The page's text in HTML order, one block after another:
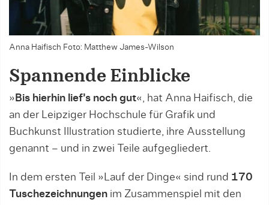
Anna Haifisch Foto: Matthew James-Wilson
Spannende Einblicke
» Bis hierhin lief’s noch gut«, hat Anna Haifisch, die
an der Leipziger Hochschule für Grafik und
Buchkunst Illustration studierte, ihre Ausstellung
genannt – und in zwei Teile aufgegliedert.
In dem ersten Teil »Lauf der Dinge« sind rund 170
Tuschezeichnungen im Zusammenspiel mit den